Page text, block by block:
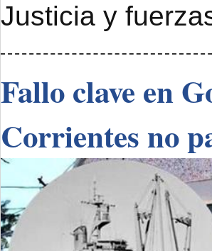
Justicia y
Fallo clave en
Corrientes no